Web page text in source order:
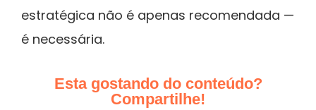
estratégica não é apenas recomendada —
é necessária.
Esta gostando do conteúdo?
Compartilhe!